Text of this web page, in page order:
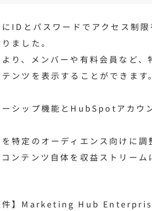
IDとパスワードでアクセス制
ました。
り、メンバーや有料会員など、
ンツを表示することができます。
ーシップ機能とHubSpotアカウ
特定のオーディエンス向けに調
ンテンツ自体を収益ストリーム
件】Marketing Hub